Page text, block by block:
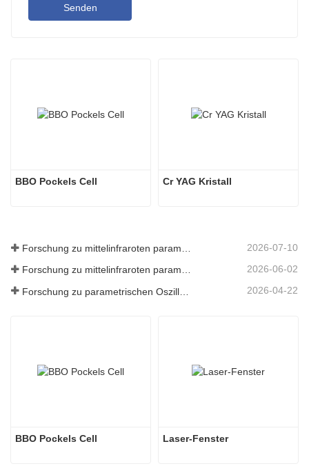
Senden
BBO Pockels Cell Cr YAG Kristall
2026-07-10
Forschung zu mittelinfraroten parametrischen Oszillatoren - Teil 05 2026-06-02
2026-04-22
BBO Pockels Cell Laser-Fenster